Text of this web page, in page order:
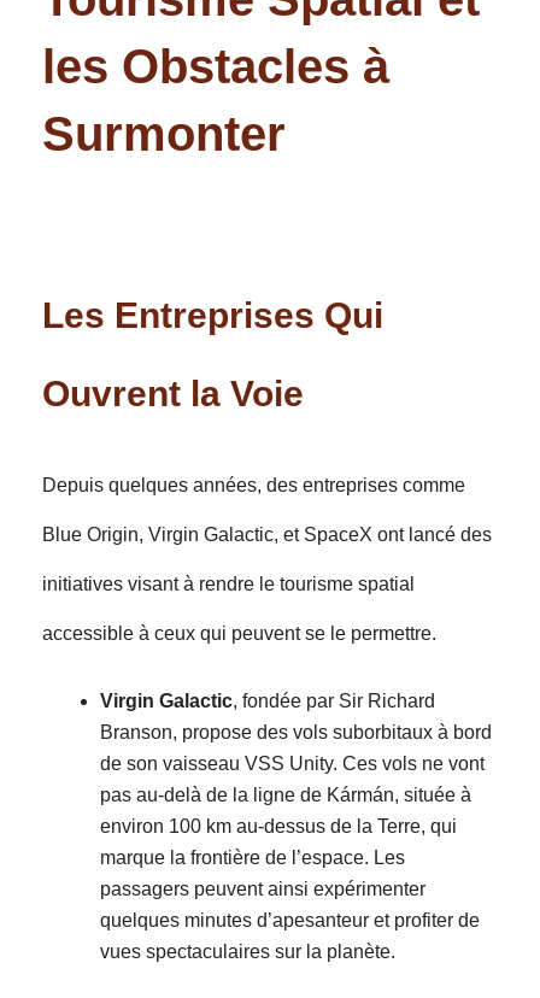
les Obstacles à
Surmonter
Les Entreprises Qui
Ouvrent la Voie
Depuis quelques années, des entreprises comme
Blue Origin, Virgin Galactic, et SpaceX ont lancé des
initiatives visant à rendre le tourisme spatial
accessible à ceux qui peuvent se le permettre.
Virgin Galactic, fondée par Sir Richard
Branson, propose des vols suborbitaux à bord
de son vaisseau VSS Unity. Ces vols ne vont
pas au-delà de la ligne de Kármán, située à
environ 100 km au-dessus de la Terre, qui
marque la frontière de l’espace. Les
passagers peuvent ainsi expérimenter
quelques minutes d’apesanteur et profiter de
vues spectaculaires sur la planète.